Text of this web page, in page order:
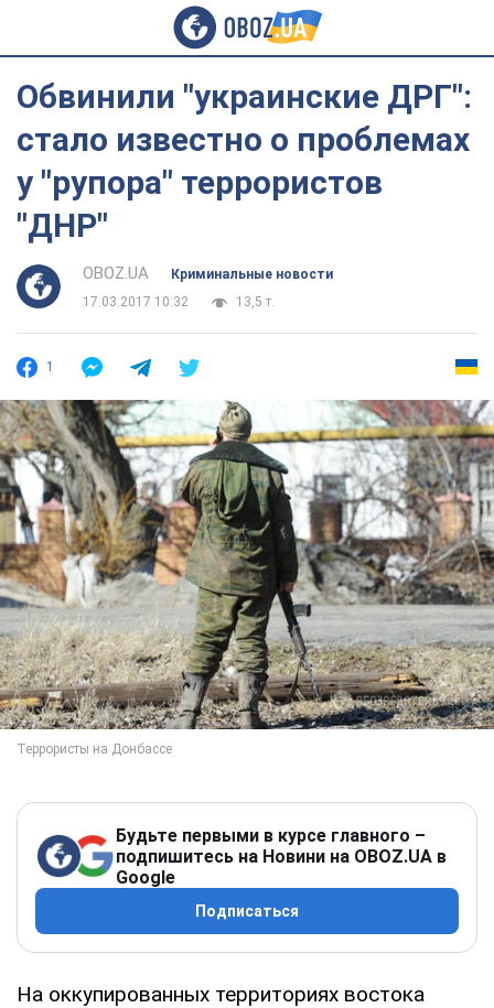
Обвинили "украинские ДРГ":
стало известно о проблемах
у "рупора" террористов
"ДНР"
OBOZ.UA
Криминальные новости
17.03.2017 10:32
13,5 т.
1
Будьте первыми в курсе главного –
подпишитесь на Новини на OBOZ.UA в
Google
Подписаться
На оккупированных территориях востока